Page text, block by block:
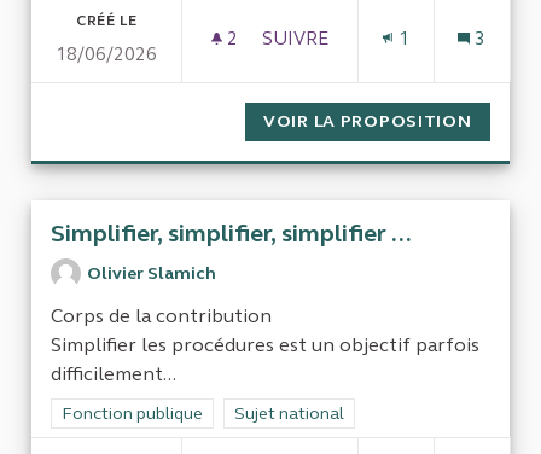
CRÉÉ LE
18/06/2026
2 2 ABONNÉS
SUIVRE
1 3
VOIR LA PROPOSITION
Simplifier, simplifier, simplifier ...
Olivier Slamich
Corps de la contribution
Simplifier les procédures est un objectif parfois
difficilement...
Filtrer les résultats de la catégorie : Fonction publique
Fonction publique Filtrer les résultats pour le secteur :
Sujet national